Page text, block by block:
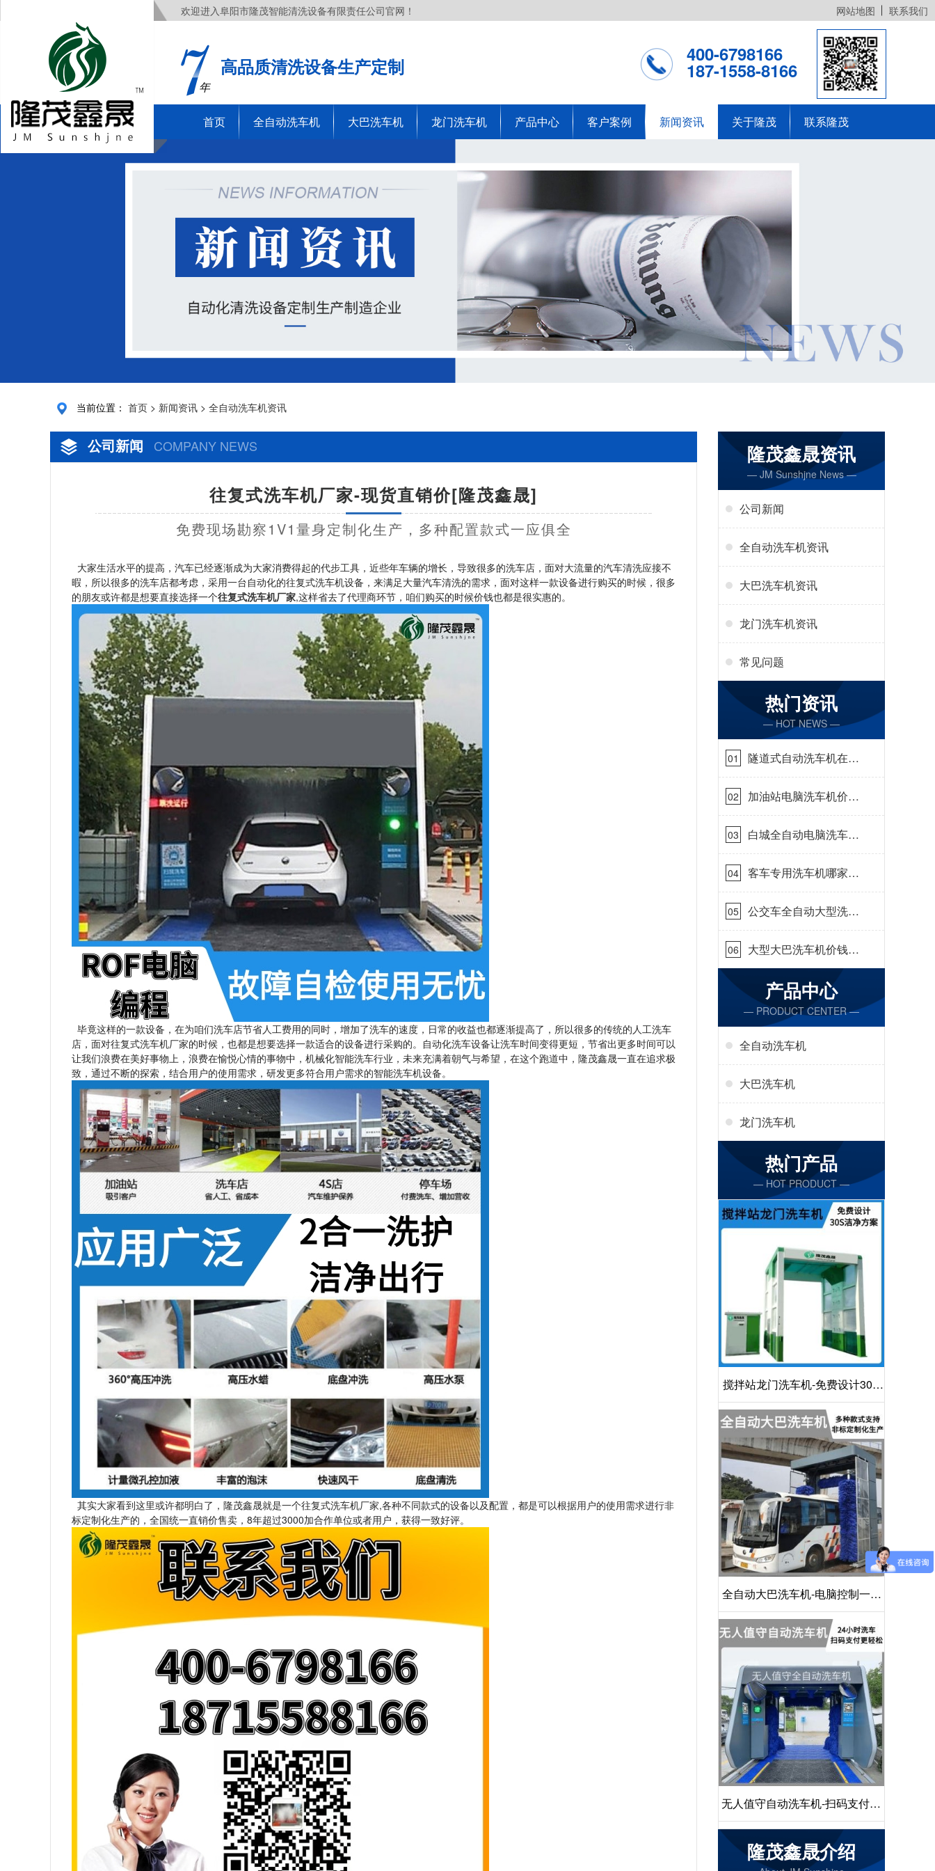
欢迎进入阜阳市隆茂智能清洗设备有限责任公司官网！ 网站地图 联系我们
年
高品质清洗设备生产定制
400-6798166
187-1558-8166
首页 全自动洗车机 大巴洗车机 龙门洗车机 产品中心 客户案例 新闻资讯 关于隆茂 联系隆茂
当前位置： 首页 > 新闻资讯 > 全自动洗车机资讯
公司新闻 COMPANY NEWS
往复式洗车机厂家-现货直销价[隆茂鑫晟]
免费现场勘察1V1量身定制化生产，多种配置款式一应俱全
大家生活水平的提高，汽车已经逐渐成为大家消费得起的代步工具，近些年车辆的增长，导致很多的洗车店，面对大流量的汽车清洗应接不
暇，所以很多的洗车店都考虑，采用一台自动化的往复式洗车机设备，来满足大量汽车清洗的需求，面对这样一款设备进行购买的时候，很多
的朋友或许都是想要直接选择一个往复式洗车机厂家,这样省去了代理商环节，咱们购买的时候价钱也都是很实惠的。
毕竟这样的一款设备，在为咱们洗车店节省人工费用的同时，增加了洗车的速度，日常的收益也都逐渐提高了，所以很多的传统的人工洗车
店，面对往复式洗车机厂家的时候，也都是想要选择一款适合的设备进行采购的。自动化洗车设备让洗车时间变得更短，节省出更多时间可以
让我们浪费在美好事物上，浪费在愉悦心情的事物中，机械化智能洗车行业，未来充满着朝气与希望，在这个跑道中，隆茂鑫晟一直在追求极
致，通过不断的探索，结合用户的使用需求，研发更多符合用户需求的智能洗车机设备。
其实大家看到这里或许都明白了，隆茂鑫晟就是一个往复式洗车机厂家,各种不同款式的设备以及配置，都是可以根据用户的使用需求进行非
标定制化生产的，全国统一直销价售卖，8年超过3000加合作单位或者用户，获得一致好评。
隆茂鑫晟资讯
— JM Sunshjne News —
公司新闻
全自动洗车机资讯
大巴洗车机资讯
龙门洗车机资讯
常见问题
热门资讯
— HOT NEWS —
01
隧道式自动洗车机在哪
里购买[隆茂鑫晟]
02
加油站电脑洗车机价格
怎么样[隆茂鑫晟]
03
白城全自动电脑洗车
机-ADV防冻冬季正常
使用[隆茂鑫晟]
04
客车专用洗车机哪家的
好[隆茂鑫晟]
05
公交车全自动大型洗车
机什么价钱[隆茂鑫晟]
06
大型大巴洗车机价钱怎
么样[隆茂鑫晟]
产品中心
— PRODUCT CENTER —
全自动洗车机
大巴洗车机
龙门洗车机
热门产品
— HOT PRODUCT —
搅拌站龙门洗车机-免费设计30S
洁净方案[隆茂鑫晟]
全自动大巴洗车机-电脑控制一键
启动清洗[隆茂鑫晟]
无人值守自动洗车机-扫码支付24
小时不停机洗车[隆茂鑫晟]
隆茂鑫晟介绍